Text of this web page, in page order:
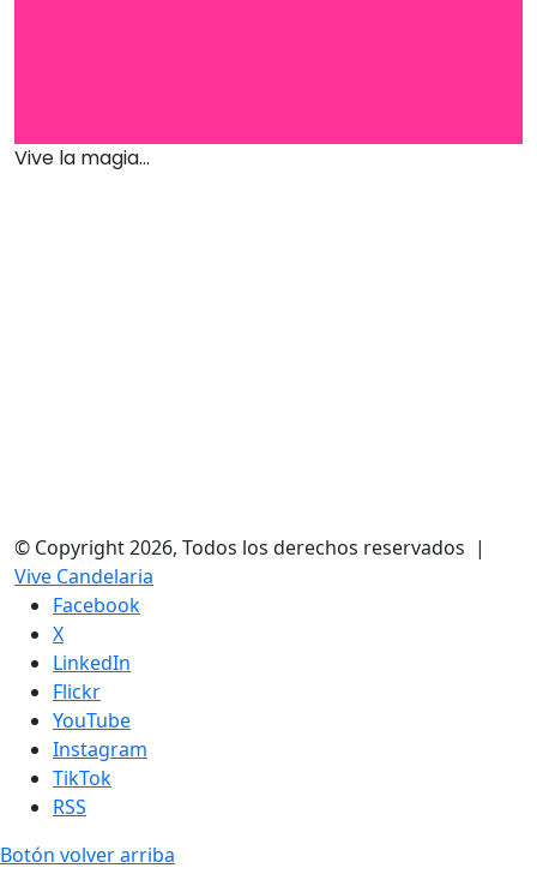
Vive la magia...
© Copyright 2026, Todos los derechos reservados |
Vive Candelaria
Facebook
X
LinkedIn
Flickr
YouTube
Instagram
TikTok
RSS
Botón volver arriba